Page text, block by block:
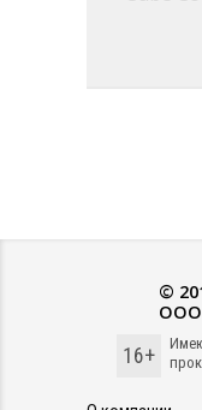
©
ООО
16+